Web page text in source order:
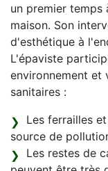
un premier temps
maison. Son
d'esthétique à
L'épaviste
environnement et
sanitaires :
Les ferrailles
source de
Les restes de